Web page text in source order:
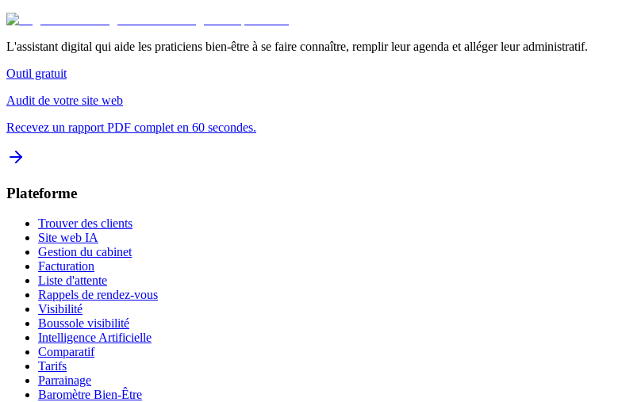
L'assistant digital qui aide les praticiens bien-être à se faire connaître, remplir leur agenda et alléger leur administratif.
Outil gratuit
Audit de votre site web
Recevez un rapport PDF complet en 60 secondes.
Plateforme
Trouver des clients
Site web IA
Gestion du cabinet
Facturation
Liste d'attente
Rappels de rendez-vous
Visibilité
Boussole visibilité
Intelligence Artificielle
Comparatif
Tarifs
Parrainage
Baromètre Bien-Être